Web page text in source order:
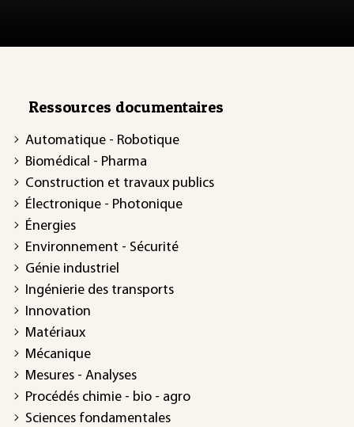
Ressources documentaires
Automatique - Robotique
Biomédical - Pharma
Construction et travaux publics
Électronique - Photonique
Énergies
Environnement - Sécurité
Génie industriel
Ingénierie des transports
Innovation
Matériaux
Mécanique
Mesures - Analyses
Procédés chimie - bio - agro
Sciences fondamentales